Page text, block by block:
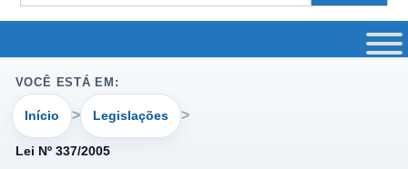
for:
VOCÊ ESTÁ EM:
Início Legislações
Lei Nº 337/2005